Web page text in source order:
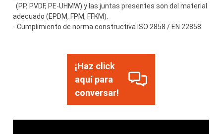
(PP, PVDF, PE-UHMW) y las juntas presentes son del material
adecuado (EPDM, FPM, FFKM).
- Cumplimiento de norma constructiva ISO 2858 / EN 22858
¡Haz click
aquí para
conversar!